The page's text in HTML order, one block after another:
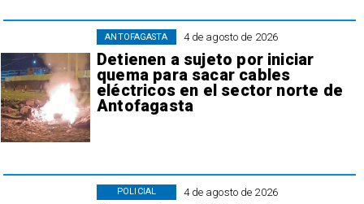
4 de agosto de 2026
Detienen a sujeto por iniciar
quema para sacar cables
eléctricos en el sector norte de
Antofagasta
ANTOFAGASTA
4 de agosto de 2026
POLICIAL